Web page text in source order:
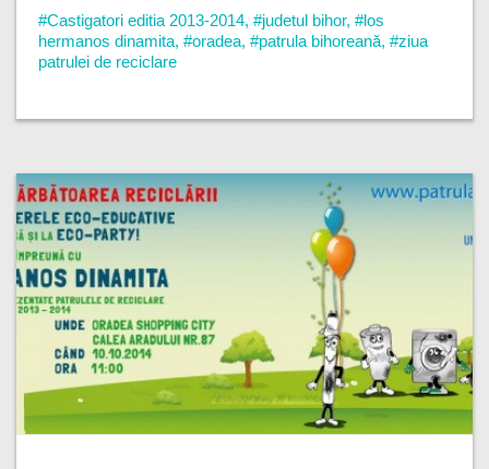
#Castigatori editia 2013-2014, #judetul bihor, #los
hermanos dinamita, #oradea, #patrula bihoreană, #ziua
patrulei de reciclare